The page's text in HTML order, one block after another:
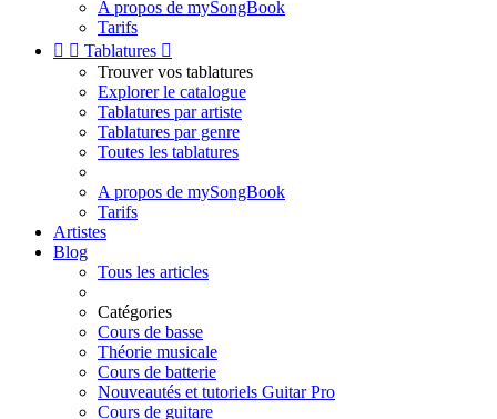
A propos de mySongBook
Tarifs
  Tablatures 
Trouver vos tablatures
Explorer le catalogue
Tablatures par artiste
Tablatures par genre
Toutes les tablatures
A propos de mySongBook
Tarifs
Artistes
Blog
Tous les articles
Catégories
Cours de basse
Théorie musicale
Cours de batterie
Nouveautés et tutoriels Guitar Pro
Cours de guitare